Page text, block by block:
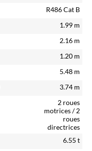
R486 Cat B
1.99 m
2.16 m
1.20 m
5.48 m
3.74 m
2 roues
motrices / 2
roues
directrices
6.55 t